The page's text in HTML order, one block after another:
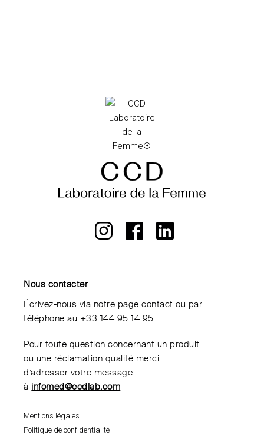
Nous contacter
Écrivez-nous via notre page contact ou par
téléphone au +33 144 95 14 95
Pour toute question concernant un produit
ou une réclamation qualité merci
d’adresser votre message
à infomed@ccdlab.com
Mentions légales
Politique de confidentialité